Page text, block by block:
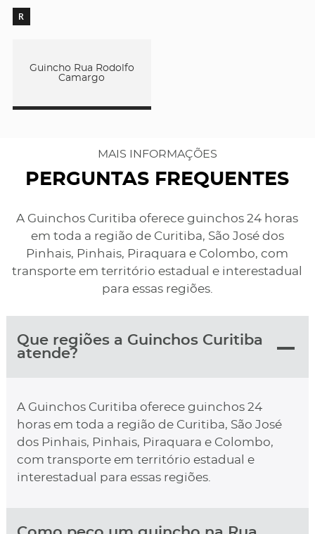
R
Guincho Rua Rodolfo
Camargo
MAIS INFORMAÇÕES
PERGUNTAS FREQUENTES
A Guinchos Curitiba oferece guinchos 24 horas
em toda a região de Curitiba, São José dos
Pinhais, Pinhais, Piraquara e Colombo, com
transporte em território estadual e interestadual
para essas regiões.
Que regiões a Guinchos Curitiba
atende?
A Guinchos Curitiba oferece guinchos 24
horas em toda a região de Curitiba, São José
dos Pinhais, Pinhais, Piraquara e Colombo,
com transporte em território estadual e
interestadual para essas regiões.